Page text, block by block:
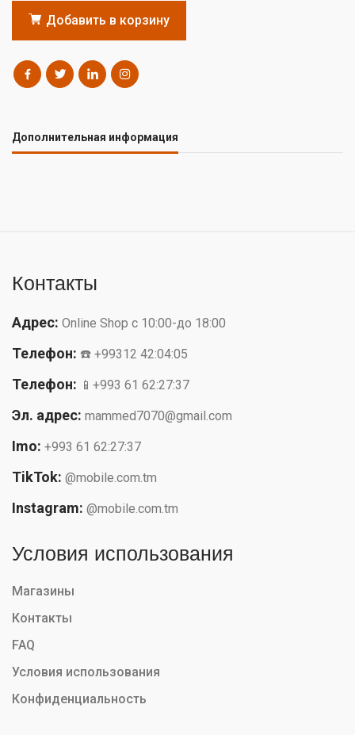
Добавить в корзину
Дополнительная информация
Контакты
Адрес: Online Shop с 10:00-до 18:00
Телефон: ☎️ +99312 42:04:05
Телефон: 📱+993 61 62:27:37
Эл. адрес: mammed7070@gmail.com
Imo: +993 61 62:27:37
TikTok: @mobile.com.tm
Instagram: @mobile.com.tm
Условия использования
Магазины
Контакты
FAQ
Условия использования
Конфиденциальность